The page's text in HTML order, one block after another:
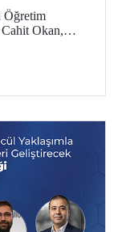
Öğretim
Okan,
gelen